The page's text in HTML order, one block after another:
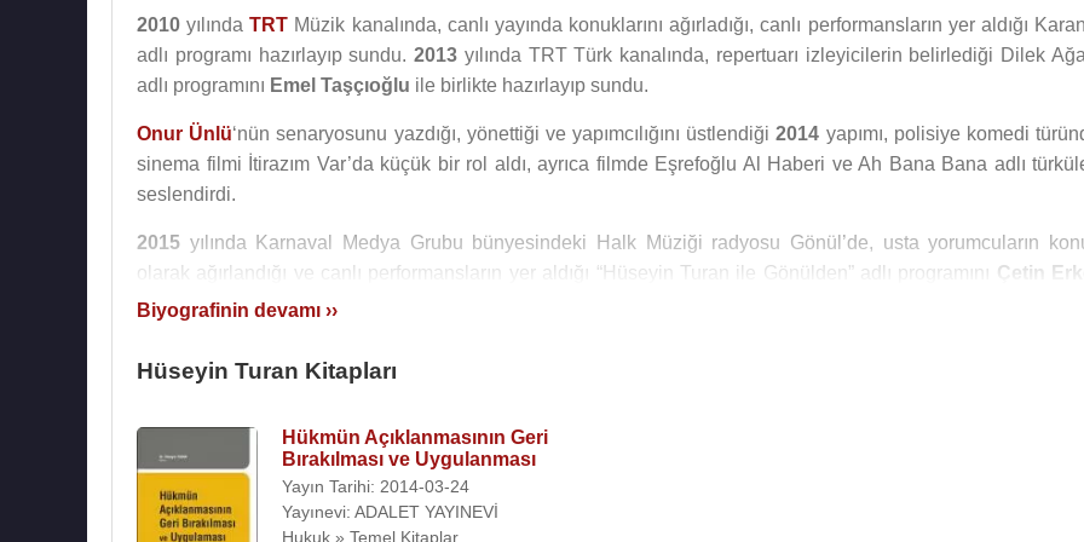
2010 yılındaTRT Müzik kanalında, canlı yayında konuklarını ağırladığı, canlı performansların yer aldığı
adlı programı hazırlayıp sundu.2013 yılında TRT Türk kanalında, repertuarı izleyicilerin belirlediği Dilek
adlı programını Emel Taşçıoğlu ile birlikte hazırlayıp sundu.
Onur Ünlü‘nün senaryosunu yazdığı, yönettiği ve yapımcılığını üstlendiği2014 yapımı, polisiye komedi
sinema filmi İtirazım Var’da küçük bir rol aldı, ayrıca filmde Eşrefoğlu Al Haberi ve Ah Bana Bana adlı
seslendirdi.
2015 yılında Karnaval Medya Grubu bünyesindeki Halk Müziği radyosu Gönül’de, usta yorumcuların
olarak ağırlandığı ve canlı performansların yer aldığı “Hüseyin Turan ile Gönülden” adlı programını Çetin
ile birlikte hazırlayıp sundu.
kaybetti.
Hüseyin Turan, ikinci evliliğini2005yılında İzmirli Deniz Turan ile yaptı. 21 Ekim 2009 tarihinde dünyaya
kızlarına Leyla İzmir adını verdiler.
Stüdyo albümleri:
Biyografinin devamı ››
Hüseyin Turan Kitapları
Hükmün Açıklanmasının Geri
Bırakılması ve Uygulanması
Yayın Tarihi: 2014-03-24
Yayınevi: ADALET YAYINEVİ
Hukuk » Temel Kitaplar